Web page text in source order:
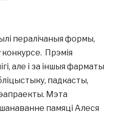
пералічаныя формы,
Прэмія
але і за іншыя фарматы
падкасты,
Мэта
памяці Алеся